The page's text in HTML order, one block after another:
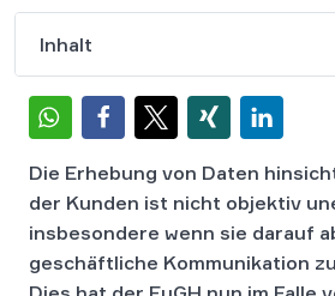
Inhalt
Die Erhebung von Daten
der Kunden ist nicht objektiv
insbesondere wenn sie darauf
geschäftliche Kommunikation